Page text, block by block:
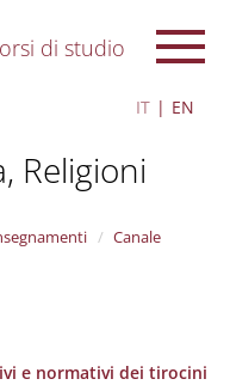
di studio
IT EN
Religioni
Canale
e normativi dei tirocini